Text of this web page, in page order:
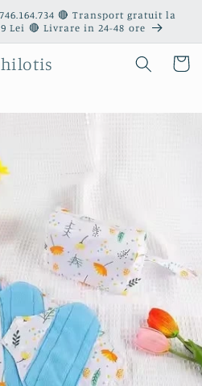
🔴 Transport gratuit la
Lei 🔴 Livrare in 24-48 ore
Coș